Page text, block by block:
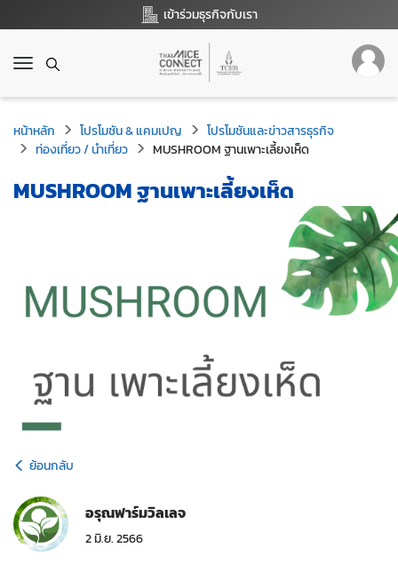
เข้าร่วมธุรกิจกับเรา
T
g
g
l
e
a
t
หน้าหลัก โปรโมชัน & แคมเปญ
โปรโมชันและข่าวสารธุรกิจ
ท่องเที่ยว / นำเที่ยว
MUSHROOM ฐานเพาะเลี้ยงเห็ด
MUSHROOM ฐานเพาะเลี้ยงเห็ด
ย้อนกลับ
อรุณฟาร์มวิลเลจ
2 มิ.ย. 2566